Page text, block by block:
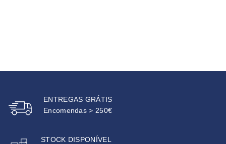
ENTREGAS GRÁTIS
Encomendas > 250€
STOCK DISPONÍVEL